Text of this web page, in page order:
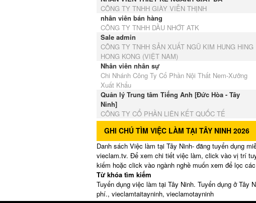
CÔNG TY TNHH GIÀY VIỄN THỊNH
nhân viên bán hàng
CÔNG TY TNHH DẦU NHỚT ATK
Sale admin
CÔNG TY TNHH SẢN XUẤT NGŨ KIM HUNG HING
HONG KONG (VIỆT NAM)
Nhân viên nhân sự
Chi Nhánh Công Ty Cổ Phần Nội Thất Nem-Xưởng
Xuất Khẩu
Quản lý Trung tâm Tiếng Anh [Đức Hòa - Tây
Ninh]
CÔNG TY CỔ PHẦN LIÊN KẾT QUỐC TẾ
GHI CHÚ TÌM VIỆC LÀM TẠI TÂY NINH 2026
Danh sách Việc làm tại Tây Ninh- đăng tuyển dụng
vieclam.tv. Để xem chi tiết việc làm, click vào vị trí
kiếm hoặc click vào ngành nghề muốn xem để lọc
Từ khóa tìm kiếm
Tuyển dụng việc làm tại Tây Ninh. Tuyển dụng ở
phí., vieclamtaitayninh, vieclamotayninh